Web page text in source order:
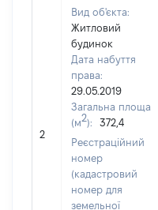
2
Вид об'єкта:
Житловий
будинок
Дата набуття
права:
29.05.2019
Загальна площа
(м2):
372,4
Реєстраційний
номер
(кадастровий
номер для
земельної